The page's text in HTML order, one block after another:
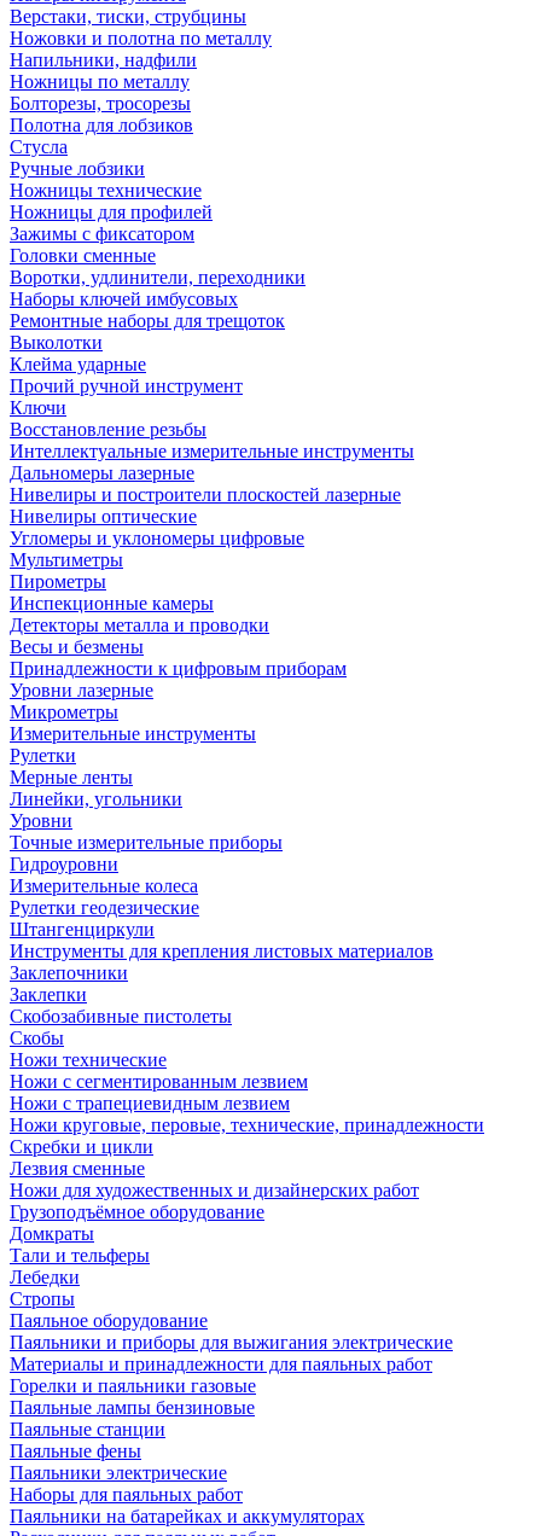
Верстаки, тиски, струбцины
Ножовки и полотна по металлу
Напильники, надфили
Ножницы по металлу
Болторезы, тросорезы
Полотна для лобзиков
Стусла
Ручные лобзики
Ножницы технические
Ножницы для профилей
Зажимы с фиксатором
Головки сменные
Воротки, удлинители, переходники
Наборы ключей имбусовых
Ремонтные наборы для трещоток
Выколотки
Клейма ударные
Прочий ручной инструмент
Ключи
Восстановление резьбы
Интеллектуальные измерительные инструменты
Дальномеры лазерные
Нивелиры и построители плоскостей лазерные
Нивелиры оптические
Угломеры и уклономеры цифровые
Мультиметры
Пирометры
Инспекционные камеры
Детекторы металла и проводки
Весы и безмены
Принадлежности к цифровым приборам
Уровни лазерные
Микрометры
Измерительные инструменты
Рулетки
Мерные ленты
Линейки, угольники
Уровни
Точные измерительные приборы
Гидроуровни
Измерительные колеса
Рулетки геодезические
Штангенциркули
Инструменты для крепления листовых материалов
Заклепочники
Заклепки
Скобозабивные пистолеты
Скобы
Ножи технические
Ножи с сегментированным лезвием
Ножи с трапециевидным лезвием
Ножи круговые, перовые, технические, принадлежности
Скребки и цикли
Лезвия сменные
Ножи для художественных и дизайнерских работ
Грузоподъёмное оборудование
Домкраты
Тали и тельферы
Лебедки
Стропы
Паяльное оборудование
Паяльники и приборы для выжигания электрические
Материалы и принадлежности для паяльных работ
Горелки и паяльники газовые
Паяльные лампы бензиновые
Паяльные станции
Паяльные фены
Паяльники электрические
Наборы для паяльных работ
Паяльники на батарейках и аккумуляторах